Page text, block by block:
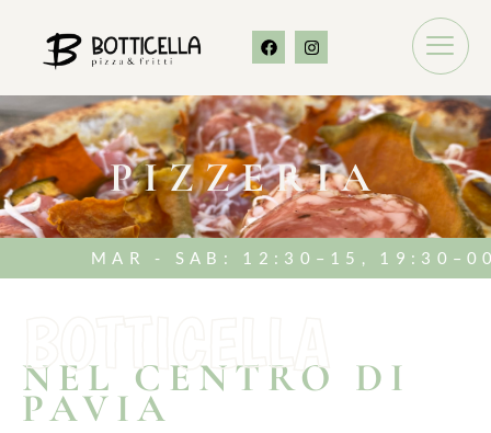
PIZZERIA
MAR - SAB: 12:30–15, 19:30–00 /
BOTTICELLA
NEL CENTRO DI
PAVIA